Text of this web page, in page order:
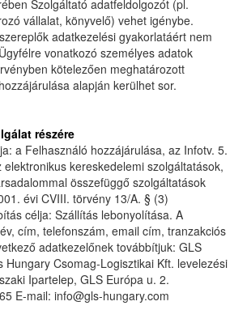
Szolgáltató adatfeldolgozót (pl.
vállalat, könyvelő) vehet igénybe.
adatkezelési gyakorlatáért nem
vonatkozó személyes adatok
kötelezően meghatározott
alapján kerülhet sor.
részére
a Felhasználó hozzájárulása, az Infotv. 5.
kereskedelemi szolgáltatások,
összefüggő szolgáltatások
évi CVIII. törvény 13/A. § (3)
célja: Szállítás lebonyolítása. A
cím, telefonszám, email cím, tranzakciós
adatkezelőnek továbbítjuk: GLS
Hungary Csomag-Logisztikai Kft. levelezési
Ipartelep, GLS Európa u. 2.
E-mail: info@gls-hungary.com